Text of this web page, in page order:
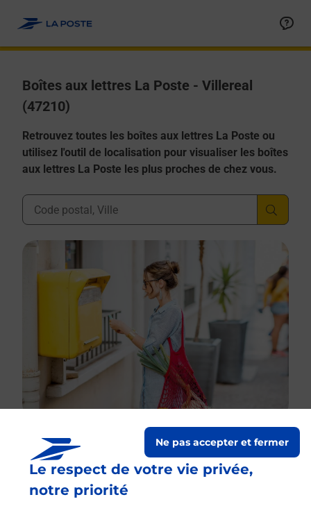
Le respect de votre vie privée,
notre priorité
Ne pas accepter et fermer
Boîtes aux lettres La Poste - Villereal
(47210)
Retrouvez toutes les boîtes aux lettres La Poste ou
utilisez l'outil de localisation pour visualiser les boîtes
aux lettres La Poste les plus proches de chez vous.
Ville, Département, Code Postal
Boîte aux lettres La Poste
Le lien s'ouvre dans un nouvel onglet